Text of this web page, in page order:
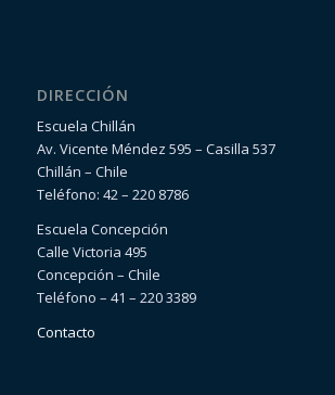
DIRECCIÓN
Escuela Chillán
Av. Vicente Méndez 595 – Casilla 537
Chillán – Chile
Teléfono: 42 – 220 8786
Escuela Concepción
Calle Victoria 495
Concepción – Chile
Teléfono – 41 – 220 3389
Contacto